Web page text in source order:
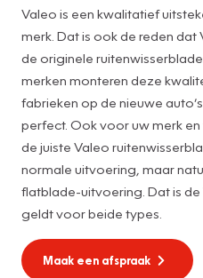
Valeo is een kwalitatief
merk. Dat is ook de reden
de originele
merken monteren deze
fabrieken op de nieuwe
perfect. Ook voor uw merk
de juiste Valeo
normale uitvoering, maar
flatblade-uitvoering. Dat is
geldt voor beide types.
Maak een afspraak